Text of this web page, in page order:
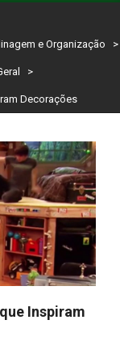
e Organização >
>
Decorações
Inspiram